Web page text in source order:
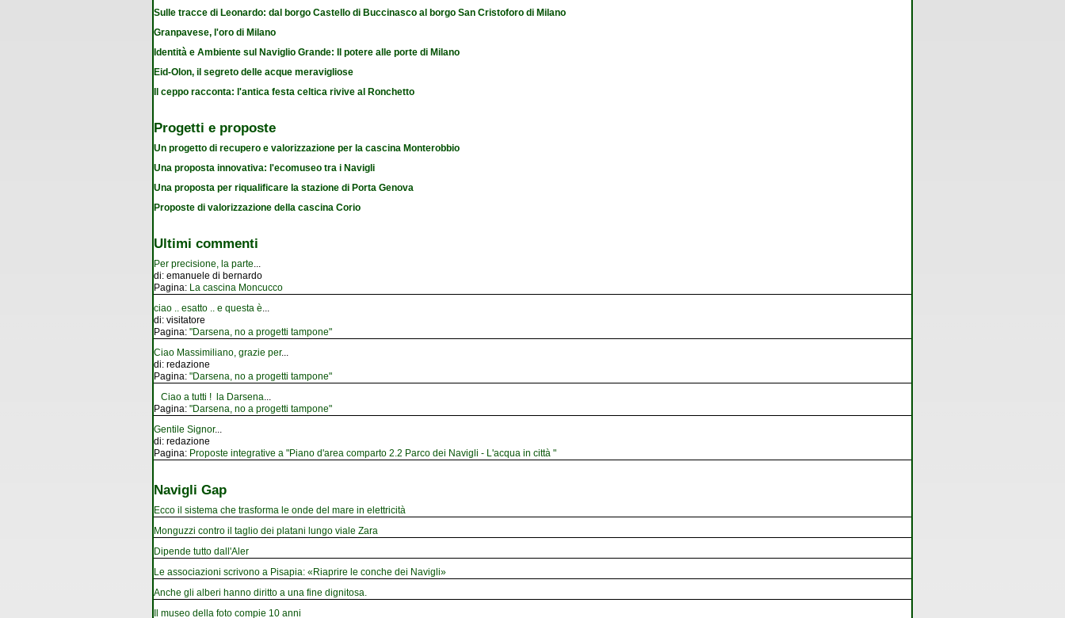
Sulle tracce di Leonardo: dal borgo Castello di Buccinasco al borgo San Cristoforo di Milano
Granpavese, l'oro di Milano
Identità e Ambiente sul Naviglio Grande: Il potere alle porte di Milano
Eid-Olon, il segreto delle acque meravigliose
Il ceppo racconta: l'antica festa celtica rivive al Ronchetto
Progetti e proposte
Un progetto di recupero e valorizzazione per la cascina Monterobbio
Una proposta innovativa: l'ecomuseo tra i Navigli
Una proposta per riqualificare la stazione di Porta Genova
Proposte di valorizzazione della cascina Corio
Ultimi commenti
Per precisione, la parte
di: emanuele di bernardo
Pagina: La cascina Moncucco
ciao .. esatto .. e questa è
di: visitatore
Pagina: "Darsena, no a progetti tampone"
Ciao Massimiliano, grazie per...
di: redazione
Pagina: "Darsena, no a progetti tampone"
Ciao a tutti ! la Darsena
Pagina: "Darsena, no a progetti tampone"
Gentile Signor...
di: redazione
Pagina: Proposte integrative a "Piano d'area comparto 2.2 Parco dei Navigli - L'acqua in città "
Navigli Gap
Ecco il sistema che trasforma le onde del mare in elettricità
Monguzzi contro il taglio dei platani lungo viale Zara
Dipende tutto dall'Aler
Le associazioni scrivono a Pisapia: «Riaprire le conche dei Navigli»
Anche gli alberi hanno diritto a una fine dignitosa.
Il museo della foto compie 10 anni